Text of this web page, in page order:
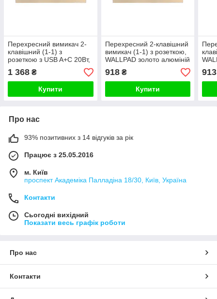
Перехресний вимикач 2-
клавішний (1-1) з
розеткою з USB A+C 20Вт,
заземлення, WALLPAD
золото алюміній
1 368 ₴
Купити
Перехресний 2-клавішний
вимикач (1-1) з розеткою,
WALLPAD золото алюміній
918₴
Купити
913
Про нас
93% позитивних з 14 відгуків за рік
Працює з 25.05.2016
м. Київ
проспект Академіка Палладіна 18/30, Київ, Україна
Контакти
Сьогодні вихідний
Показати весь графік роботи
Про нас
Контакти